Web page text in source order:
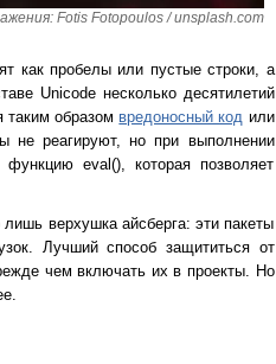
Fotis Fotopoulos / unsplash.com
как пробелы или пустые строки, а
Unicode несколько десятилетий
таким образом вредоносный код или
не реагируют, но при выполнении
eval(), которая позволяет
верхушка айсберга: эти пакеты
Лучший способ защититься от
чем включать их в проекты. Но